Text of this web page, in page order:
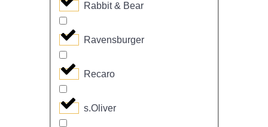
Rabbit & Bear
Ravensburger
Recaro
s.Oliver